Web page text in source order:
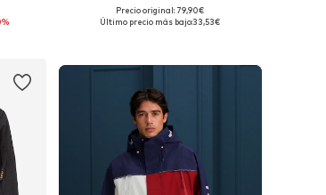
Tallas disponibles: S, M, L, XL
Precio original: 79,90€
Último precio más bajo:33,53€